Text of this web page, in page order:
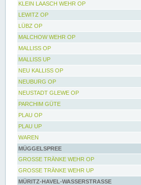
KLEIN LAASCH WEHR OP
LEWITZ OP
LÜBZ OP
MALCHOW WEHR OP
MALLISS OP
MALLISS UP
NEU KALLISS OP
NEUBURG OP
NEUSTADT GLEWE OP
PARCHIM GÜTE
PLAU OP
PLAU UP
WAREN
MÜGGELSPREE
GROSSE TRÄNKE WEHR OP
GROSSE TRÄNKE WEHR UP
MÜRITZ-HAVEL-WASSERSTRASSE